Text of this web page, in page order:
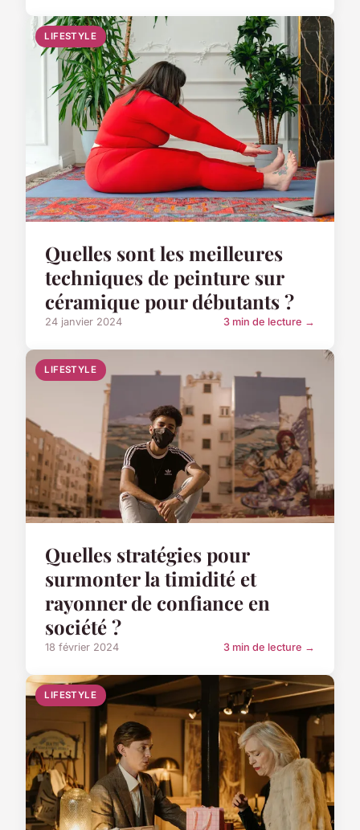
LIFESTYLE
Quelles sont les meilleures
techniques de peinture sur
céramique pour débutants ?
24 janvier 2024 3 min de lecture →
LIFESTYLE
Quelles stratégies pour
surmonter la timidité et
rayonner de confiance en
société ?
18 février 2024 3 min de lecture →
LIFESTYLE